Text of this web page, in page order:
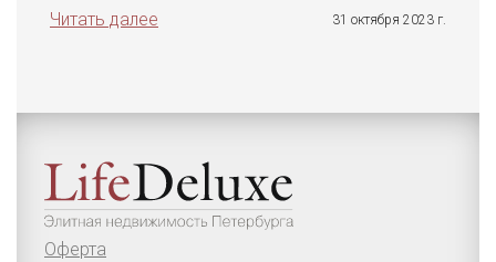
Читать далее
31 октября 2023 г.
Оферта